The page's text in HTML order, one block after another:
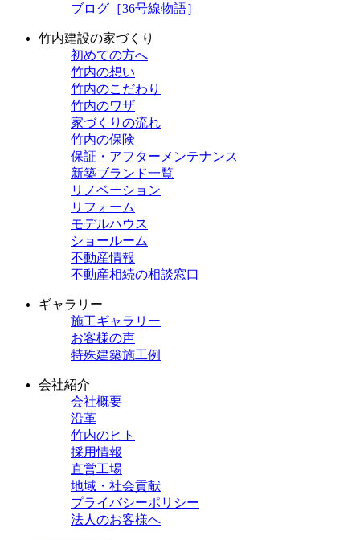
ブログ［36号線物語］
竹内建設の家づくり
初めての方へ
竹内の想い
竹内のこだわり
竹内のワザ
家づくりの流れ
竹内の保険
保証・アフターメンテナンス
新築ブランド一覧
リノベーション
リフォーム
モデルハウス
ショールーム
不動産情報
不動産相続の相談窓口
ギャラリー
施工ギャラリー
お客様の声
特殊建築施工例
会社紹介
会社概要
沿革
竹内のヒト
採用情報
直営工場
地域・社会貢献
プライバシーポリシー
法人のお客様へ